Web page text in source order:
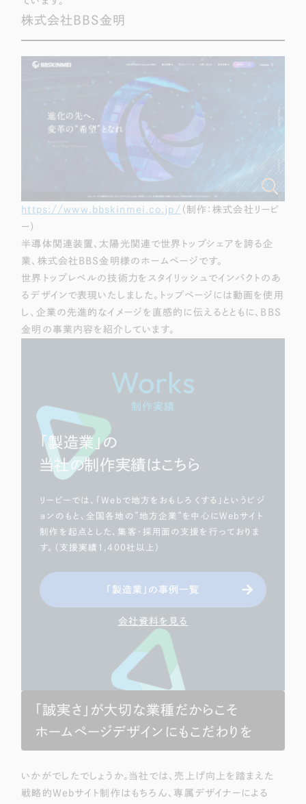
株式会社BBS金明
https://www.bbskinmei.co.jp/ （制作：株式会社リーピ
ー）
半導体関連装置、太陽光関連で世界トップシェアを誇る企
業、株式会社BBS金明様のホームページです。
世界トップレベルの技術力をスタイリッシュでインパクトのあ
るデザインで表現いたしました。トップページには動画を使用
し、企業の先進的なイメージを直感的に伝えるとともに、BBS
金明の事業内容を紹介しています。
Works
制作実績
「製造業」の
当社の制作実績はこちら
リーピーでは、「Webで地方をおもしろくする」というビジ
ョンのもと、全国各地の”地方企業”を中心にWebサイト
制作を起点とした、集客・採用面の支援を行っておりま
す。（支援実績1,400社以上）
「製造業」の事例一覧
会社資料を見る
「誠実さ」が大切な業種だからこそ
ホームページデザインにもこだわりを
いかがでしたでしょうか。当社では、売上げ向上を踏まえた
戦略的Webサイト制作はもちろん、専属デザイナーによる